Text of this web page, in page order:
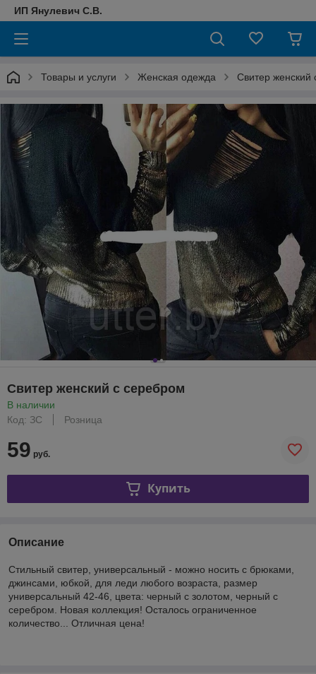
ИП Янулевич С.В.
Товары и услуги Женская одежда Свитер женский
Свитер женский с серебром
В наличии
Код: ЗС
Розница
59 руб.
Купить
Описание
Стильный свитер, универсальный - можно носить с брюками,
джинсами, юбкой, для леди любого возраста, размер
универсальный 42-46, цвета: черный с золотом, черный с
серебром. Новая коллекция! Осталось ограниченное
количество... Отличная цена!